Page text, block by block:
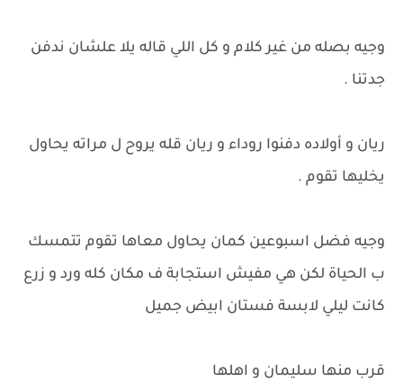
وجيه بصله من غير كلام و كل اللي قاله يلا علشان ندفن
جدتنا .
ريان و أولاده دفنوا روداء و ريان قله يروح ل مراته يحاول
يخليها تقوم .
وجيه فضل اسبوعين كمان يحاول معاها تقوم تتمسك
ب الحياة لكن هي مفيش استجابة ف مكان كله ورد و زرع
كانت ليلي لابسة فستان ابيض جميل
قرب منها سليمان و اهلها